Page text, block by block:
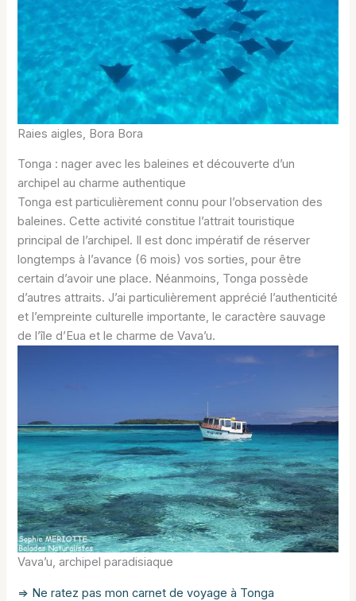
Raies aigles, Bora Bora
Tonga : nager avec les baleines et découverte d’un
archipel au charme authentique
Tonga est particulièrement connu pour l’observation des
baleines. Cette activité constitue l’attrait touristique
principal de l’archipel. Il est donc impératif de réserver
longtemps à l’avance (6 mois) vos sorties, pour être
certain d’avoir une place. Néanmoins, Tonga possède
d’autres attraits. J’ai particulièrement apprécié l’authenticité
et l’empreinte culturelle importante, le caractère sauvage
de l’île d’Eua et le charme de Vava’u.
Vava’u, archipel paradisiaque
=> Ne ratez pas mon carnet de voyage à Tonga